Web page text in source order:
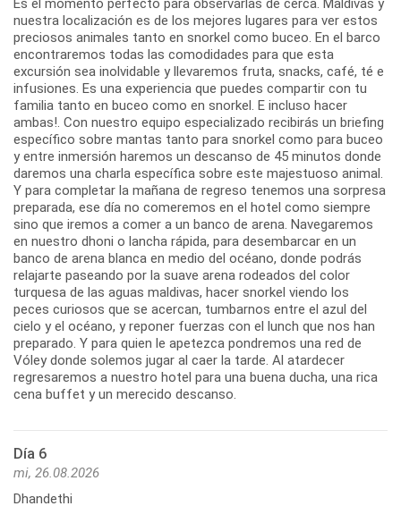
nuestra localización es de los mejores lugares para ver estos
preciosos animales tanto en snorkel como buceo. En el barco
encontraremos todas las comodidades para que esta
excursión sea inolvidable y llevaremos fruta, snacks, café, té e
infusiones. Es una experiencia que puedes compartir con tu
familia tanto en buceo como en snorkel. E incluso hacer
ambas!. Con nuestro equipo especializado recibirás un briefing
específico sobre mantas tanto para snorkel como para buceo
y entre inmersión haremos un descanso de 45 minutos donde
daremos una charla específica sobre este majestuoso animal.
Y para completar la mañana de regreso tenemos una sorpresa
preparada, ese día no comeremos en el hotel como siempre
sino que iremos a comer a un banco de arena. Navegaremos
en nuestro dhoni o lancha rápida, para desembarcar en un
banco de arena blanca en medio del océano, donde podrás
relajarte paseando por la suave arena rodeados del color
turquesa de las aguas maldivas, hacer snorkel viendo los
peces curiosos que se acercan, tumbarnos entre el azul del
cielo y el océano, y reponer fuerzas con el lunch que nos han
preparado. Y para quien le apetezca pondremos una red de
Vóley donde solemos jugar al caer la tarde. Al atardecer
regresaremos a nuestro hotel para una buena ducha, una rica
cena buffet y un merecido descanso.
Día 6
mi, 26.08.2026
Dhandethi